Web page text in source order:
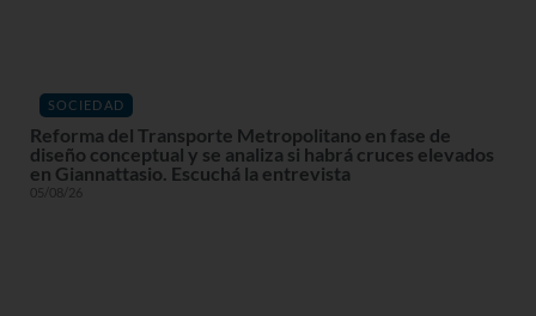
SOCIEDAD
Reforma del Transporte Metropolitano en fase de
diseño conceptual y se analiza si habrá cruces elevados
en Giannattasio. Escuchá la entrevista
05/08/26